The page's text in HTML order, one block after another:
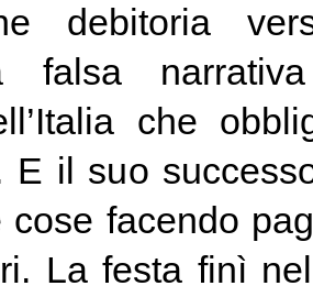
debitoria
narrativa
che
E il suo
cose facendo
La festa finì